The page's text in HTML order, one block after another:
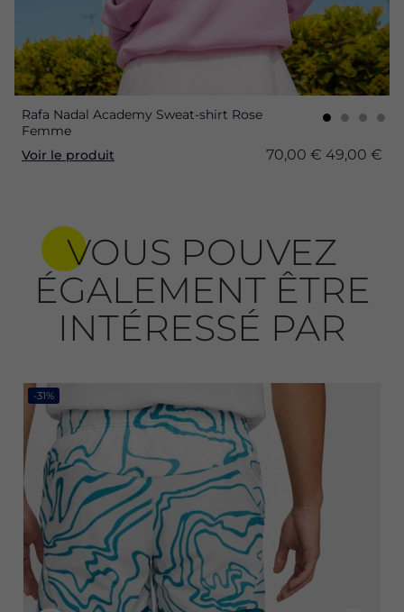
Rafa Nadal Academy Sweat-shirt Rose
Femme
Voir le produit
70,00 € 49,00 €
VOUS POUVEZ
ÉGALEMENT ÊTRE
INTÉRESSÉ PAR
-31%